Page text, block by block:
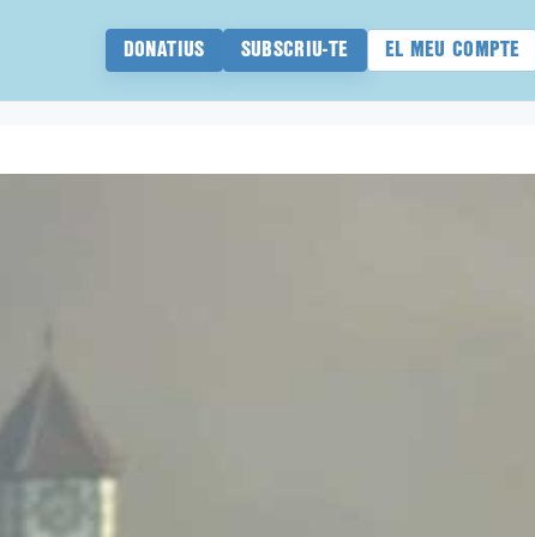
DONATIUS SUBSCRIU-TE EL MEU COMPTE